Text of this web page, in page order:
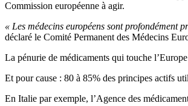
Commission européenne à agir.
« Les médecins européens sont profondément
déclaré le Comité Permanent des Médecins
La pénurie de médicaments qui touche
Et pour cause : 80 à 85% des principes actifs
En Italie par exemple, l’Agence des